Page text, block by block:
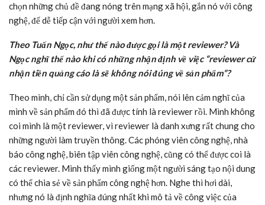
chọn những chủ đề đang nóng trên mạng xã hội, gắn nó với công
nghệ, để dễ tiếp cận với người xem hơn.
Theo Tuấn Ngọc, như thế nào được gọi là một reviewer? Và
Ngọc nghĩ thế nào khi có những nhận định về việc “reviewer cứ
nhận tiền quảng cáo là sẽ không nói đúng về sản phẩm”?
Theo mình, chỉ cần sử dụng một sản phẩm, nói lên cảm nghĩ của
mình về sản phẩm đó thì đã được tính là reviewer rồi. Mình không
coi mình là một reviewer, vì reviewer là danh xưng rất chung cho
những người làm truyền thông. Các phóng viên công nghệ, nhà
báo công nghệ, biên tập viên công nghệ, cũng có thể được coi là
các reviewer. Mình thấy mình giống một người sáng tạo nội dung
có thể chia sẻ về sản phẩm công nghệ hơn. Nghe thì hơi dài,
nhưng nó là định nghĩa đúng nhất khi mô tả về công việc của